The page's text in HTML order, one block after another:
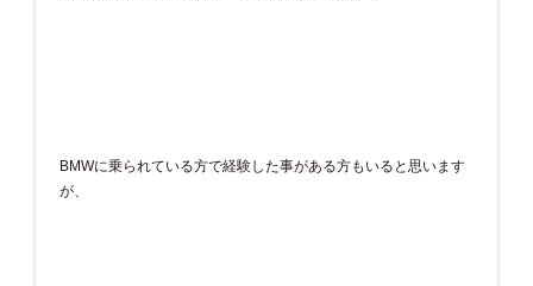
BMWに乗られている方で経験した事がある方もいると思います
が、